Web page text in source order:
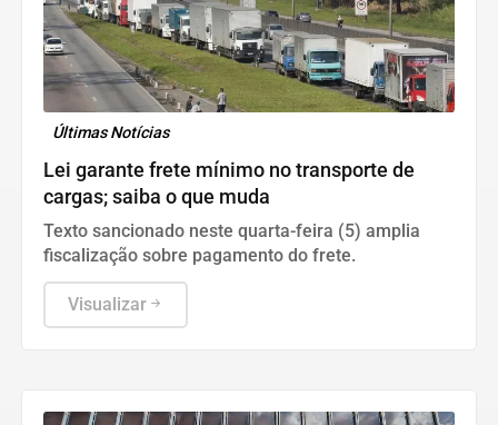
Últimas Notícias
Lei garante frete mínimo no transporte de
cargas; saiba o que muda
Texto sancionado neste quarta-feira (5) amplia
fiscalização sobre pagamento do frete.
Visualizar